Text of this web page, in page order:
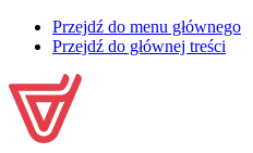
Przejdź do menu głównego
Przejdź do głównej treści